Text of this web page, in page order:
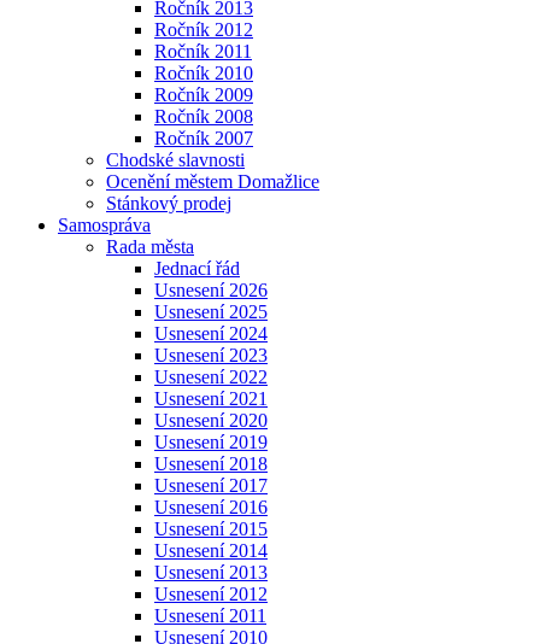
Ročník 2013
Ročník 2012
Ročník 2011
Ročník 2010
Ročník 2009
Ročník 2008
Ročník 2007
Chodské slavnosti
Ocenění městem Domažlice
Stánkový prodej
Samospráva
Rada města
Jednací řád
Usnesení 2026
Usnesení 2025
Usnesení 2024
Usnesení 2023
Usnesení 2022
Usnesení 2021
Usnesení 2020
Usnesení 2019
Usnesení 2018
Usnesení 2017
Usnesení 2016
Usnesení 2015
Usnesení 2014
Usnesení 2013
Usnesení 2012
Usnesení 2011
Usnesení 2010